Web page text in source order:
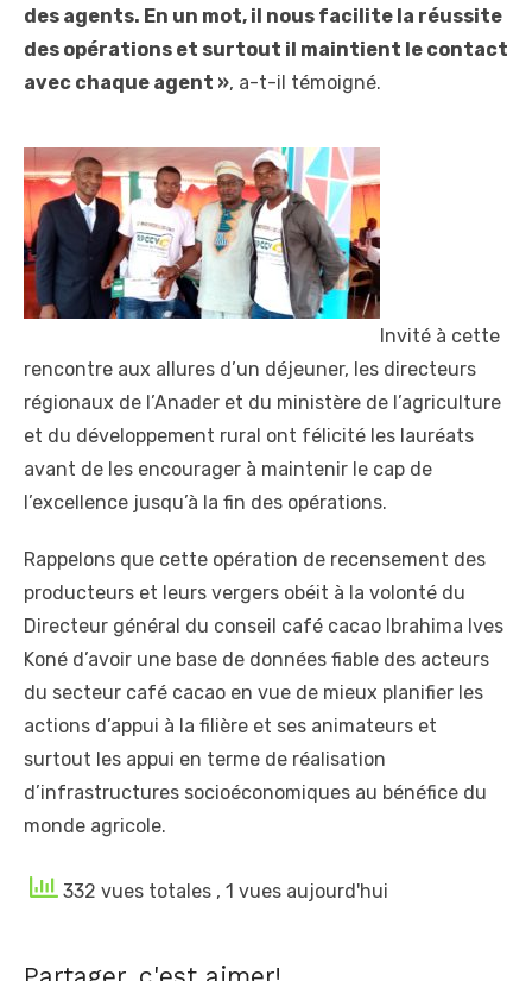
des agents. En un mot, il nous facilite la réussite
des opérations et surtout il maintient le contact
avec chaque agent », a-t-il témoigné.
Invité à cette
rencontre aux allures d’un déjeuner, les directeurs
régionaux de l’Anader et du ministère de l’agriculture
et du développement rural ont félicité les lauréats
avant de les encourager à maintenir le cap de
l’excellence jusqu’à la fin des opérations.
Rappelons que cette opération de recensement des
producteurs et leurs vergers obéit à la volonté du
Directeur général du conseil café cacao Ibrahima Ives
Koné d’avoir une base de données fiable des acteurs
du secteur café cacao en vue de mieux planifier les
actions d’appui à la filière et ses animateurs et
surtout les appui en terme de réalisation
d’infrastructures socioéconomiques au bénéfice du
monde agricole.
332 vues totales , 1 vues aujourd'hui